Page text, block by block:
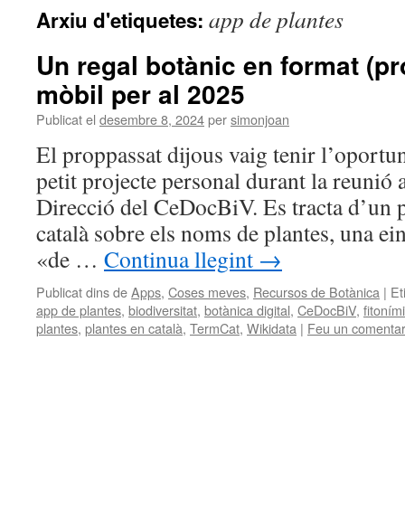
Arxiu d'etiquetes: app de plantes
Un regal botànic en format
mòbil per al 2025
Publicat el desembre 8, 2024persimonjoan
El proppassat dijous vaig tenir
petit projecte personal durant la reunió
Direcció del CeDocBiV. Es tracta d’un
català sobre els noms de plantes, una
«de … Continua llegint →
Publicat dins deApps, Coses meves, Recursos de Botànica |
app de plantes, biodiversitat, botànica digital, CeDocBiV,
plantes, plantes en català, TermCat, Wikidata | Feu un